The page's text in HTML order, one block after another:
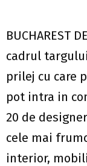
BUCHAREST
cadrul
prilej cu care
pot intra in
20 de
cele mai
interior,